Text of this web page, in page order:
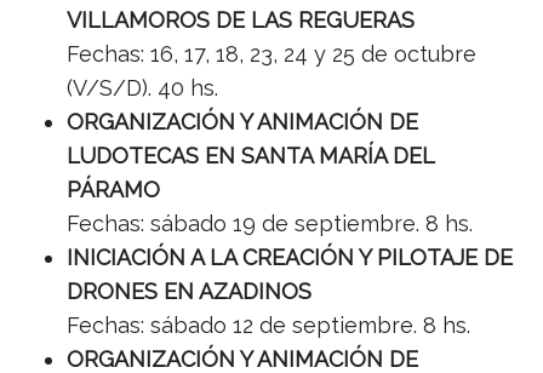
VILLAMOROS DE LAS REGUERAS
Fechas: 16, 17, 18, 23, 24 y 25 de octubre
(V/S/D). 40 hs.
ORGANIZACIÓN Y ANIMACIÓN DE
LUDOTECAS EN SANTA MARÍA DEL
PÁRAMO
Fechas: sábado 19 de septiembre. 8 hs.
INICIACIÓN A LA CREACIÓN Y PILOTAJE DE
DRONES EN AZADINOS
Fechas: sábado 12 de septiembre. 8 hs.
ORGANIZACIÓN Y ANIMACIÓN DE